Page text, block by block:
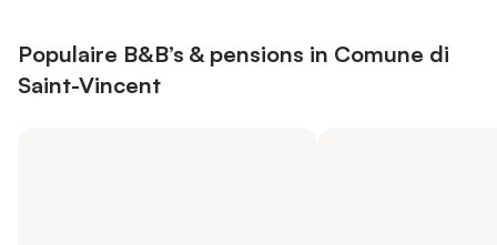
Populaire B&B’s & pensions in Comune di
Saint-Vincent